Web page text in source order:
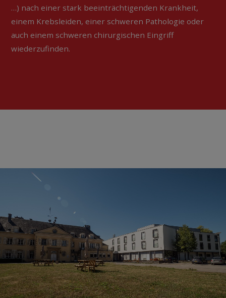
…) nach einer stark beeinträchtigenden Krankheit,
einem Krebsleiden, einer schweren Pathologie oder
auch einem schweren chirurgischen Eingriff
wiederzufinden.